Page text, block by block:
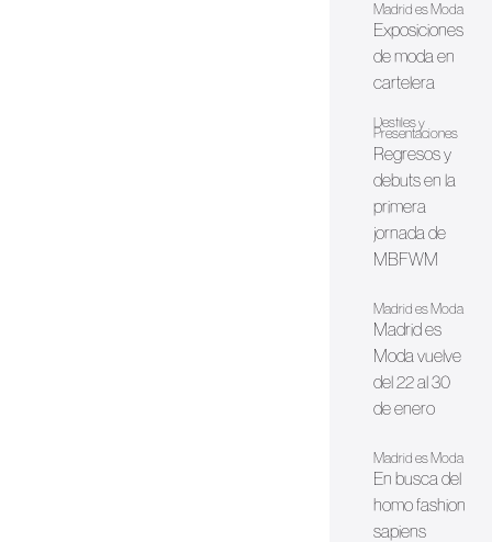
Madrid es Moda
Exposiciones
de moda en
cartelera
Desfiles y
Presentaciones
Regresos y
debuts en la
primera
jornada de
MBFWM
Madrid es Moda
Madrid es
Moda vuelve
del 22 al 30
de enero
Madrid es Moda
En busca del
homo fashion
sapiens